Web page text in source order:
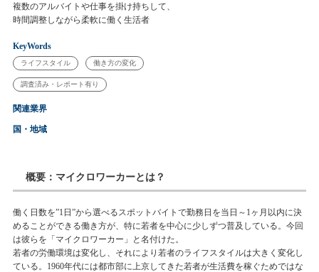
複数のアルバイトや仕事を掛け持ちして、
時間調整しながら柔軟に働く生活者
KeyWords
ライフスタイル 働き方の変化
調査済み・レポート有り
関連業界
国・地域
概要：マイクロワーカーとは？
働く日数を”1日”から選べるスポットバイトで勤務日を当日～1ヶ月以内に決
めることができる働き方が、特に若者を中心に少しずつ普及している。今回
は彼らを「マイクロワーカー」と名付けた。
若者の労働環境は変化し、それにより若者のライフスタイルは大きく変化し
ている。1960年代には都市部に上京してきた若者が生活費を稼ぐためではな